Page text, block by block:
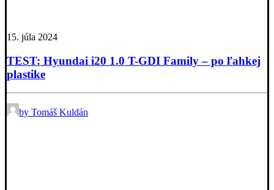
15. júla 2024
TEST: Hyundai i20 1.0 T-GDI Family – po ľahkej
plastike
by Tomáš Kuldán